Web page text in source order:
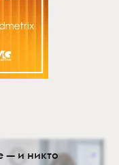
— и никто